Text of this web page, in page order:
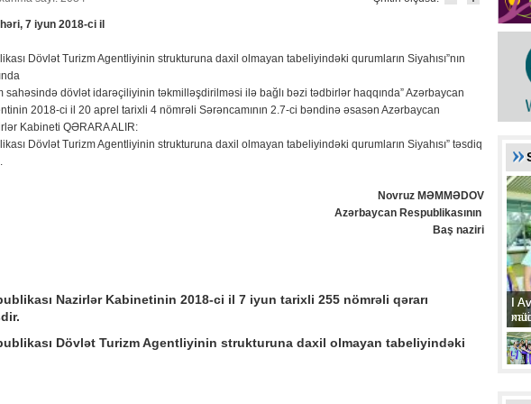
7 iyun 2018-ci il
Dövlət Turizm Agentliyinin strukturuna daxil olmayan tabeliyindəki qurumların Siyahısı”nın
sahəsində dövlət idarəçiliyinin təkmilləşdirilməsi ilə bağlı bəzi tədbirlər haqqında” Azərbaycan
2018-ci il 20 aprel tarixli 4 nömrəli Sərəncamının 2.7-ci bəndinə əsasən Azərbaycan
Kabineti QƏRARA ALIR:
Dövlət Turizm Agentliyinin strukturuna daxil olmayan tabeliyindəki qurumların Siyahısı” təsdiq
Novruz MƏMMƏDOV
Azərbaycan Respublikasının
Baş naziri
Nazirlər Kabinetinin 2018-ci il 7 iyun tarixli 255 nömrəli qərarı
Dövlət Turizm Agentliyinin strukturuna daxil olmayan tabeliyindəki
II